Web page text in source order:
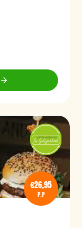
€26,95
P.P